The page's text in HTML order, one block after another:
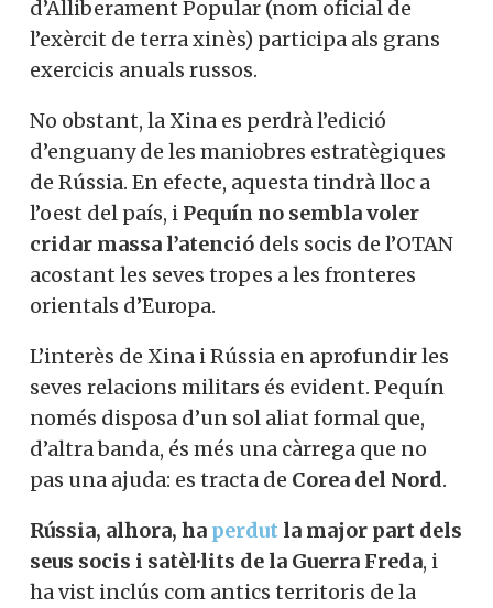
d’Alliberament Popular (nom oficial de
l’exèrcit de terra xinès) participa als grans
exercicis anuals russos.
No obstant, la Xina es perdrà l’edició
d’enguany de les maniobres estratègiques
de Rússia. En efecte, aquesta tindrà lloc a
l’oest del país, i Pequín no sembla voler
cridar massa l’atenció dels socis de l’OTAN
acostant les seves tropes a les fronteres
orientals d’Europa.
L’interès de Xina i Rússia en aprofundir les
seves relacions militars és evident. Pequín
només disposa d’un sol aliat formal que,
d’altra banda, és més una càrrega que no
pas una ajuda: es tracta de Corea del Nord.
Rússia, alhora, ha perdut la major part dels
seus socis i satèl·lits de la Guerra Freda, i
ha vist inclús com antics territoris de la